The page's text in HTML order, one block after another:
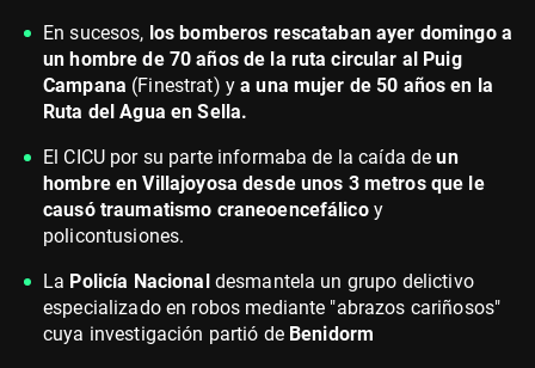
En sucesos, los bomberos rescataban ayer domingo a
un hombre de 70 años de la ruta circular al Puig
Campana (Finestrat) ya una mujer de 50 años en la
Ruta del Agua en Sella.
El CICU por su parte informaba de la caída deun
hombre en Villajoyosa desde unos 3 metros que le
causó traumatismo craneoencefálico y
policontusiones.
La Policía Nacionaldesmantela un grupo delictivo
especializado en robos mediante "abrazos cariñosos"
cuya investigación partió de Benidorm